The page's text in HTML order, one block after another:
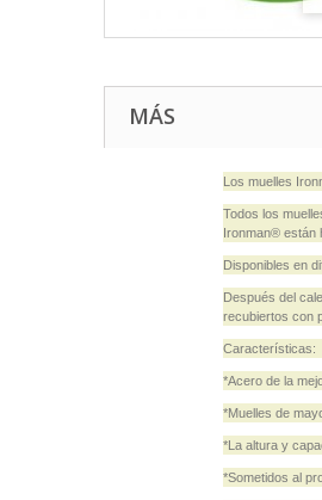
MÁS
Los muelles
Todos los
Ironman® están
Disponibles en
Después del
recubiertos con
Características:
*Acero de la
*Muelles de
*La altura y
*Sometidos al